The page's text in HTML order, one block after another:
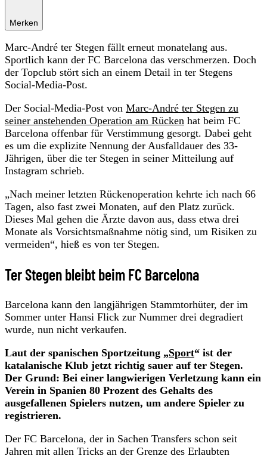
Merken
Marc-André ter Stegen fällt erneut monatelang aus.
Sportlich kann der FC Barcelona das verschmerzen. Doch
der Topclub stört sich an einem Detail in ter Stegens
Social-Media-Post.
Der Social-Media-Post von Marc-André ter Stegen zu
seiner anstehenden Operation am Rücken hat beim FC
Barcelona offenbar für Verstimmung gesorgt. Dabei geht
es um die explizite Nennung der Ausfalldauer des 33-
Jährigen, über die ter Stegen in seiner Mitteilung auf
Instagram schrieb.
„Nach meiner letzten Rückenoperation kehrte ich nach 66
Tagen, also fast zwei Monaten, auf den Platz zurück.
Dieses Mal gehen die Ärzte davon aus, dass etwa drei
Monate als Vorsichtsmaßnahme nötig sind, um Risiken zu
vermeiden“, hieß es von ter Stegen.
Ter Stegen bleibt beim FC Barcelona
Barcelona kann den langjährigen Stammtorhüter, der im
Sommer unter Hansi Flick zur Nummer drei degradiert
wurde, nun nicht verkaufen.
Laut der spanischen Sportzeitung „Sport“ ist der
katalanische Klub jetzt richtig sauer auf ter Stegen.
Der Grund: Bei einer langwierigen Verletzung kann ein
Verein in Spanien 80 Prozent des Gehalts des
ausgefallenen Spielers nutzen, um andere Spieler zu
registrieren.
Der FC Barcelona, der in Sachen Transfers schon seit
Jahren mit allen Tricks an der Grenze des Erlaubten